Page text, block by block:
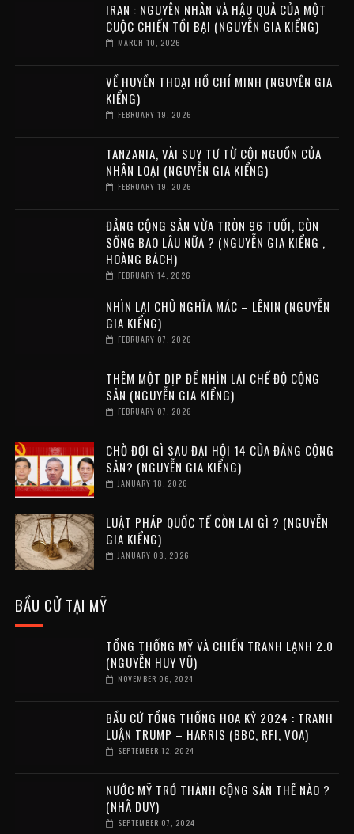
IRAN : NGUYÊN NHÂN VÀ HẬU QUẢ CỦA MỘT
CUỘC CHIẾN TỒI BẠI (NGUYỄN GIA KIỂNG)
MARCH 10, 2026
VỀ HUYỀN THOẠI HỒ CHÍ MINH (NGUYỄN GIA
KIỂNG)
FEBRUARY 19, 2026
TANZANIA, VÀI SUY TƯ TỪ CỘI NGUỒN CỦA
NHÂN LOẠI (NGUYỄN GIA KIỂNG)
FEBRUARY 19, 2026
ĐẢNG CỘNG SẢN VỪA TRÒN 96 TUỔI, CÒN
SỐNG BAO LÂU NỮA ? (NGUYỄN GIA KIỂNG ,
HOÀNG BÁCH)
FEBRUARY 14, 2026
NHÌN LẠI CHỦ NGHĨA MÁC – LÊNIN (NGUYỄN
GIA KIỂNG)
FEBRUARY 07, 2026
THÊM MỘT DỊP ĐỂ NHÌN LẠI CHẾ ĐỘ CỘNG
SẢN (NGUYỄN GIA KIỂNG)
FEBRUARY 07, 2026
CHỜ ĐỢI GÌ SAU ĐẠI HỘI 14 CỦA ĐẢNG CỘNG
SẢN? (NGUYỄN GIA KIỂNG)
JANUARY 18, 2026
LUẬT PHÁP QUỐC TẾ CÒN LẠI GÌ ? (NGUYỄN
GIA KIỂNG)
JANUARY 08, 2026
BẦU CỬ TẠI MỸ
TỔNG THỐNG MỸ VÀ CHIẾN TRANH LẠNH 2.0
(NGUYỄN HUY VŨ)
NOVEMBER 06, 2024
BẦU CỬ TỔNG THỐNG HOA KỲ 2024 : TRANH
LUẬN TRUMP – HARRIS (BBC, RFI, VOA)
SEPTEMBER 12, 2024
NƯỚC MỸ TRỞ THÀNH CỘNG SẢN THẾ NÀO ?
(NHÃ DUY)
SEPTEMBER 07, 2024